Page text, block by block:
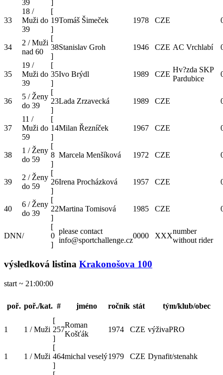
39
]
33
18 /
Muži do
39
[
19
]
Tomáš Šimeček 1978 CZE
34
2 / Muži
nad 60
[
38
]
Stanislav Groh 1946 CZE AC Vrchlabí
35
19 /
Muži do
39
[
35
]
Ivo Brýdl 1989 CZE
Hv?zda SKP
Pardubice
36
5 / Ženy
do 39
[
23
]
Lada Zrzavecká 1989 CZE
37
11 /
Muži do
59
[
14
]
Milan Řezníček 1967 CZE
38
1 / Ženy
do 59
[
8
]
Marcela Menšíková 1972 CZE
39
2 / Ženy
do 59
[
26
]
Irena Procházková 1957 CZE
40
6 / Ženy
do 39
[
22
]
Martina Tomisová 1985 CZE
DNN/
[
0
]
please contact
info@sportchallenge.cz
0000 XXX
number
without rider
výsledková listina Krakonošova 100
start ~ 21:00:00
poř. poř./kat. # jméno ročník stát tým/klub/obec
1 1 / Muži
[
257
]
Roman
Košťák
1974 CZE výživaPRO
1 1 / Muži
[
464
]
michal veselý1979 CZE Dynafit/stenahk